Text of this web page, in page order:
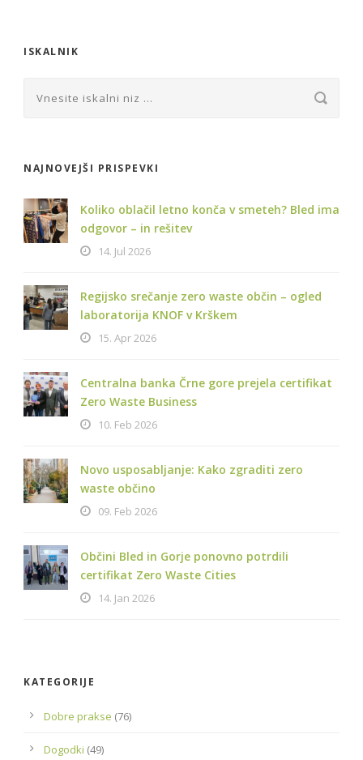
ISKALNIK
NAJNOVEJŠI PRISPEVKI
Koliko oblačil letno konča v smeteh? Bled ima
odgovor – in rešitev
14. Jul 2026
Regijsko srečanje zero waste občin – ogled
laboratorija KNOF v Krškem
15. Apr 2026
Centralna banka Črne gore prejela certifikat
Zero Waste Business
10. Feb 2026
Novo usposabljanje: Kako zgraditi zero
waste občino
09. Feb 2026
Občini Bled in Gorje ponovno potrdili
certifikat Zero Waste Cities
14. Jan 2026
KATEGORIJE
Dobre prakse (76)
Dogodki (49)